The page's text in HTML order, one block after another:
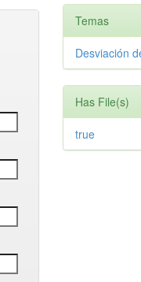
Temas
Desviación
Has File(s)
true